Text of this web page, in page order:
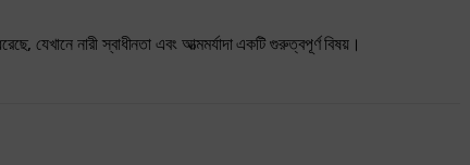
যেখানে নারী স্বাধীনতা এবং আত্মমর্যাদা একটি গুরুত্বপূর্ণ বিষয়।